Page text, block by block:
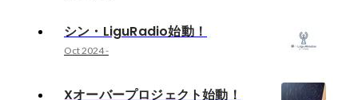
シン・LiguRadio始動！
Oct 2024-
Xオーバープロジェクト始動！